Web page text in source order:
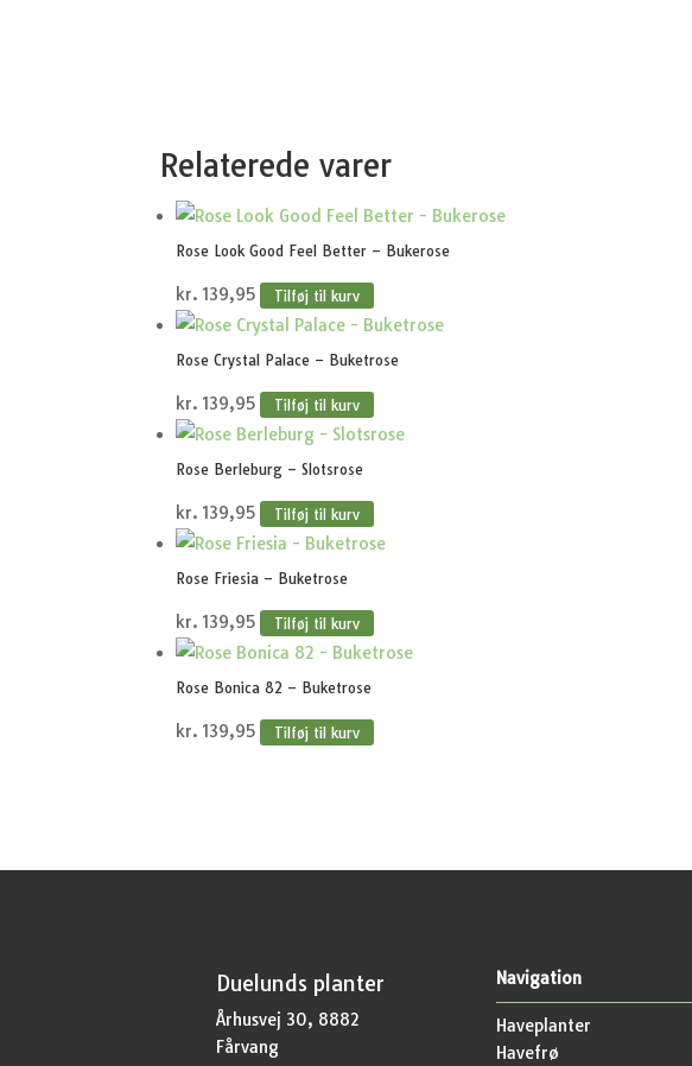
Relaterede varer
Rose Look Good Feel Better – Bukerose
kr. 139,95 Tilføj til kurv
Rose Crystal Palace – Buketrose
kr. 139,95 Tilføj til kurv
Rose Berleburg – Slotsrose
kr. 139,95 Tilføj til kurv
Rose Friesia – Buketrose
kr. 139,95 Tilføj til kurv
Rose Bonica 82 – Buketrose
kr. 139,95 Tilføj til kurv
Duelunds planter
Århusvej 30, 8882
Fårvang
Navigation
Haveplanter
Havefrø